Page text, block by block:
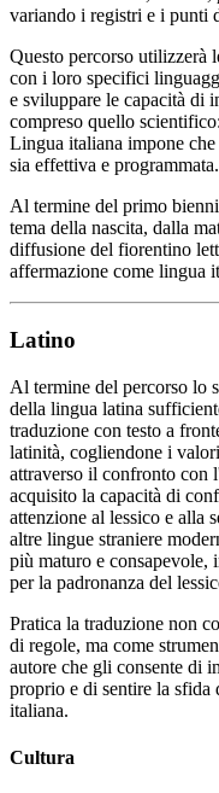
variando i registri e i punti
Questo percorso utilizzerà
con i loro specifici
e sviluppare le capacità di
compreso quello
Lingua italiana impone
sia effettiva e programmata.
Al termine del primo
tema della nascita, dalla
diffusione del fiorentino
affermazione come lingua
Latino
Al termine del percorso lo
della lingua latina
traduzione con testo a
latinità, cogliendone i
attraverso il confronto con
acquisito la capacità di
attenzione al lessico e alla
altre lingue straniere
più maturo e consapevole,
per la padronanza del
Pratica la traduzione non
di regole, ma come
autore che gli consente di
proprio e di sentire la
italiana.
Cultura